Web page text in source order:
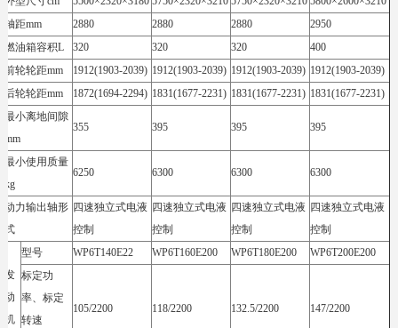
轴距mm
2880 2880 2880
2950
燃油箱容积L
320 320 320
400
前轮轮距mm
1912(1903-2039) 1912(1903-2039) 1912(1903-2039) 1912(1903-2039)
后轮轮距mm
1872(1694-2294) 1831(1677-2231) 1831(1677-2231) 1831(1677-2231)
最小离地间隙
mm
355 395 395 395
最小使用质量
kg
6250 6300 6300 6300
动力输出轴形
式
四速独立式电液
控制
四速独立式电液
控制
四速独立式电液
控制
四速独立式电液
控制
发
动
机
型号 WP6T140E22 WP6T160E200 WP6T180E200
WP6T200E200
标定功
率、标定
转速
105/2200 118/2200 132.5/2200 147/2200